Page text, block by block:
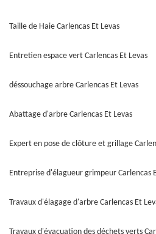
Taille de Haie Carlencas Et Levas
Entretien espace vert Carlencas Et Levas
déssouchage arbre Carlencas Et Levas
Abattage d'arbre Carlencas Et Levas
Expert en pose de clôture et grillage
Entreprise d'élagueur grimpeur Carlencas
Travaux d'élagage d'arbre Carlencas Et
Travaux d'évacuation des déchets verts